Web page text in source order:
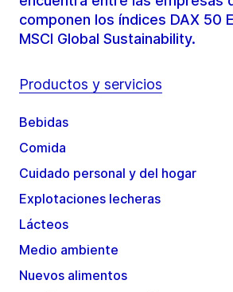
componen los índices DAX 50
MSCI Global Sustainability.
Productos y servicios
Bebidas
Comida
Cuidado personal y del hogar
Explotaciones lecheras
Lácteos
Medio ambiente
Nuevos alimentos